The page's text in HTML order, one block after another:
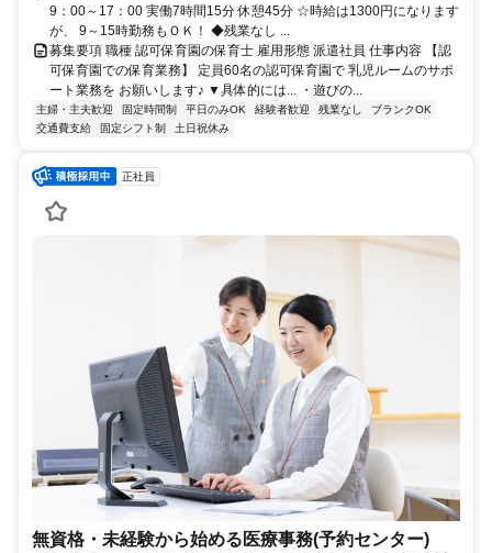
9：00～17：00 実働7時間15分 休憩45分 ☆時給は1300円になります
が、 9～15時勤務もＯＫ！ ◆残業なし ...
募集要項 職種 認可保育園の保育士 雇用形態 派遣社員 仕事内容 【認
可保育園での保育業務】 定員60名の認可保育園で 乳児ルームのサポ
ート業務を お願いします♪ ▼具体的には... ・遊びの...
主婦・主夫歓迎 固定時間制 平日のみOK 経験者歓迎 残業なし
ブランクOK
交通費支給
固定シフト制 土日祝休み
正社員
無資格・未経験から始める医療事務(予約センター)